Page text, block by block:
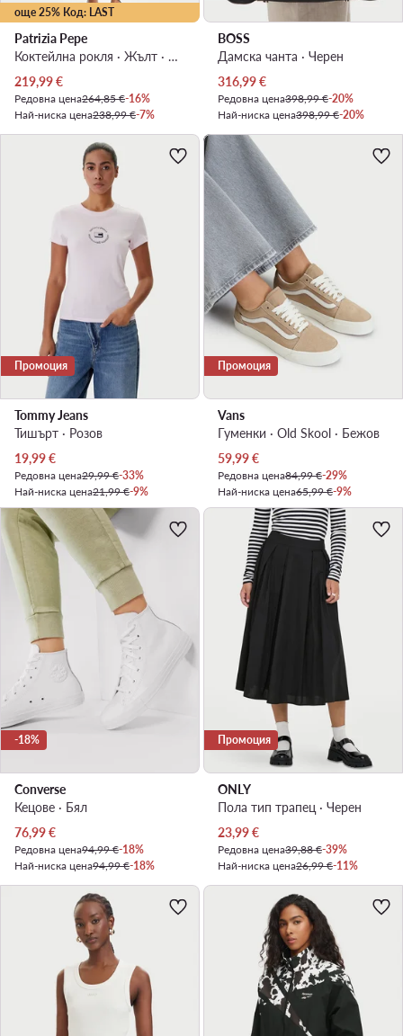
още 25% Код: LAST
Patrizia Pepe
Коктейлна рокля · Жълт · Миди
Актуална цена
219,99€
Редовна цена264,85 €-16%
Най-ниска цена238,99 €-7%
BOSS
Дамска чанта · Черен
Актуална цена
316,99€
Редовна цена398,99 €-20%
Най-ниска цена398,99 €-20%
Промоция
Tommy Jeans
Тишърт · Розов
Актуална цена
19,99€
Редовна цена29,99 €-33%
Най-ниска цена21,99 €-9%
Промоция
Vans
Гуменки · Old Skool · Бежов
Актуална цена
59,99€
Редовна цена84,99 €-29%
Най-ниска цена65,99 €-9%
-18%
Converse
Кецове · Бял
Актуална цена
76,99€
Редовна цена94,99 €-18%
Най-ниска цена94,99 €-18%
Промоция
ONLY
Пола тип трапец · Черен
Актуална цена
23,99€
Редовна цена39,88 €-39%
Най-ниска цена26,99 €-11%